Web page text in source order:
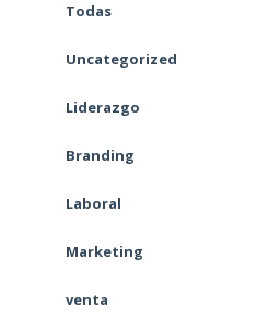
Todas
Uncategorized
Liderazgo
Branding
Laboral
Marketing
venta